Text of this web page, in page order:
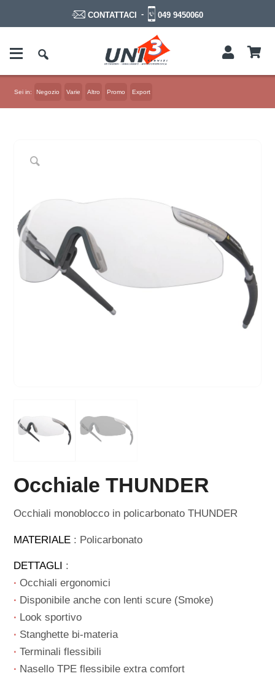
CONTATTACI - 049 9450060
Sei in: Negozio Varie Altro Promo Export
Occhiale THUNDER
Occhiali monoblocco in policarbonato THUNDER
MATERIALE : Policarbonato
DETTAGLI :
∙Occhiali ergonomici
∙ Disponibile anche con lenti scure (Smoke)
∙ Look sportivo
∙ Stanghette bi-materia
∙Terminali flessibili
∙ Nasello TPE flessibile extra comfort